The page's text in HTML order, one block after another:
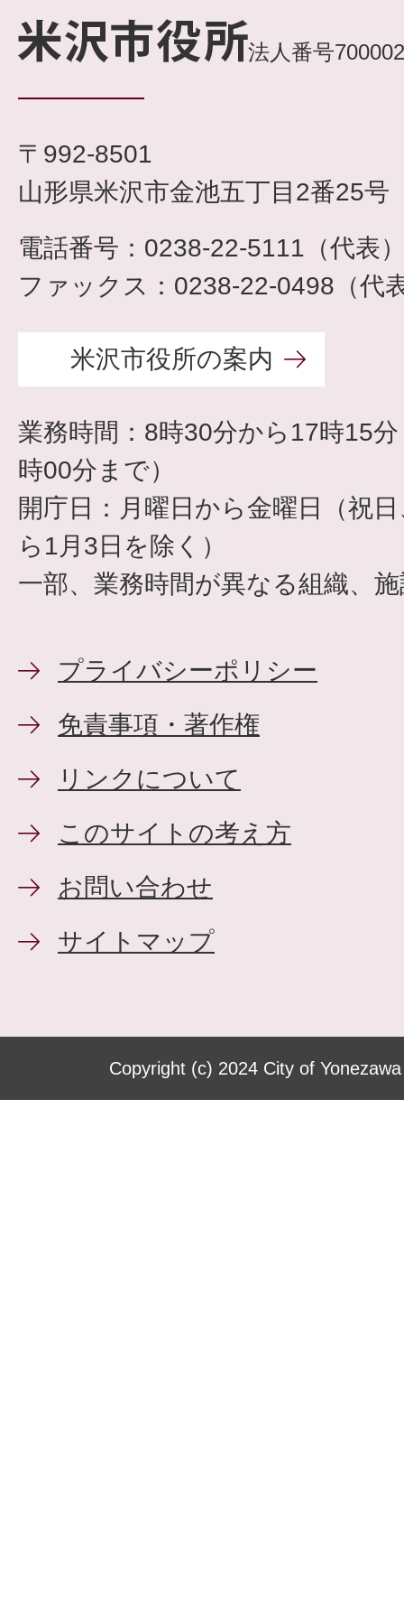
法人番号
〒992-8501
山形県米沢市金池五丁目2番25号
電話番号：0238-22-5111（代表
ファックス：0238-22-0498（代
米沢市役所の案内
業務時間：8時30分から17時15
時00分まで）
開庁日：月曜日から金曜日（祝
ら1月3日を除く）
一部、業務時間が異なる組織、
プライバシーポリシー
免責事項・著作権
リンクについて
このサイトの考え方
お問い合わせ
サイトマップ
Copyright (c) 2024 City of